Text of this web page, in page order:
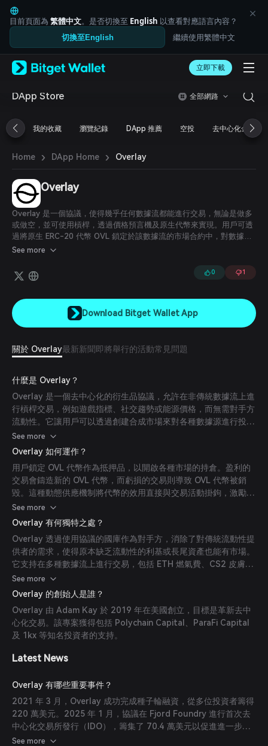
English
日本語
Tiếng Việt
Русский
Español (Latinoamérica)
Türkçe
Français
简体中文
繁體中文
Bahasa Indonesia
ภาษาไทย
العربية
हिन्दी
বাংলা
Español
Português (Brasil)
目前頁面為 繁體中文。是否切換至 English 以查看對應語言內容？
切換至English 繼續使用繁體中文
立即下載
DApp Store 全部網路
我的收藏 瀏覽紀錄 DApp 推薦 空投 去中心化金融
Home › DApp Home › Overlay
Overlay
Overlay 是一個協議，使得幾乎任何數據流都能進行交易，無論是做多
或做空，並可使用槓桿，透過價格預言機及原生代幣來實現。用戶可透
過將原生 ERC-20 代幣 OVL 鎖定於該數據流的市場合約中，對數據流
的價值進行槓桿多空操作。Overlay 的最終目標是建立一個自我持續的
的激勵。若能成功，DeFi 用戶將能將任何抗操縱的數據流轉化為金融工
具。
See more
0 1
Download Bitget Wallet App
關於 Overlay最新新聞 即將舉行的活動常見問題
什麼是 Overlay？
Overlay 是一個去中心化的衍生品協議，允許在非傳統數據流上進
行槓桿交易，例如遊戲指標、社交趨勢或能源價格，而無需對手方
流動性。它讓用戶可以透過創建合成市場來對各種數據源進行投
機，協議本身則作為對手方。
See more
Overlay 如何運作？
用戶鎖定 OVL 代幣作為抵押品，以開啟各種市場的持倉。盈利的
交易會鑄造新的 OVL 代幣，而虧損的交易則導致 OVL 代幣被銷
毀。這種動態供應機制將代幣的效用直接與交易活動掛鉤，激勵參
與同時管理通脹風險。
See more
Overlay 有何獨特之處？
Overlay 透過使用協議的國庫作為對手方，消除了對傳統流動性提
供者的需求，使得原本缺乏流動性的利基或長尾資產也能有市場。
它支持在多種數據流上進行交易，包括 ETH 燃氣費、CS2 皮膚價
格，甚至天氣模式。
See more
Overlay 的創始人是誰？
Overlay 由 Adam Kay 於 2019 年在美國創立，目標是革新去中
心化交易。該專案獲得包括 Polychain Capital、ParaFi Capital
及 1kx 等知名投資者的支持。
Latest News
Overlay 有哪些重要事件？
2021 年 3 月，Overlay 成功完成種子輪融資，從多位投資者籌得
220 萬美元。2025 年 1 月，協議在 Fjord Foundry 進行首次去
中心化交易所發行（IDO），籌集了 70.4 萬美元以促進進一步擴
展。2025 年 8 月，代幣生成事件（TGE）與協議正式啟動同步進
See more